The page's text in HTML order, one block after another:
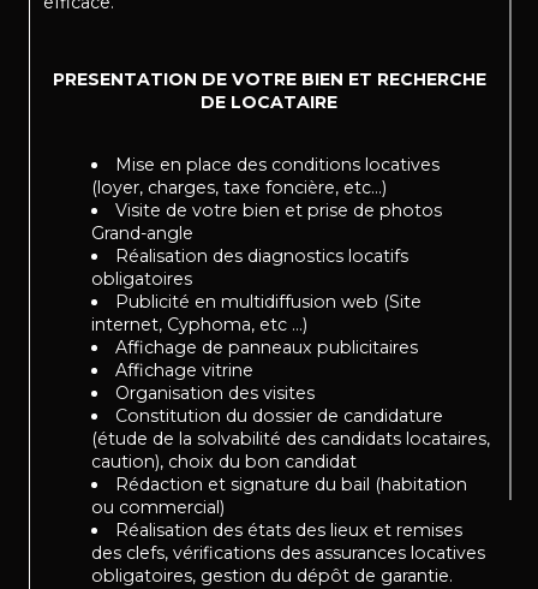
PRESENTATION DE VOTRE BIEN ET RECHERCHE
DE LOCATAIRE
Mise en place des conditions locatives
(loyer, charges, taxe foncière, etc…)
Visite de votre bien et prise de photos
Grand-angle
Réalisation des diagnostics locatifs
obligatoires
Publicité en multidiffusion web (Site
internet, Cyphoma, etc …)
Affichage de panneaux publicitaires
Affichage vitrine
Organisation des visites
Constitution du dossier de candidature
(étude de la solvabilité des candidats locataires,
caution), choix du bon candidat
Rédaction et signature du bail (habitation
ou commercial)
Réalisation des états des lieux et remises
des clefs, vérifications des assurances locatives
obligatoires, gestion du dépôt de garantie.